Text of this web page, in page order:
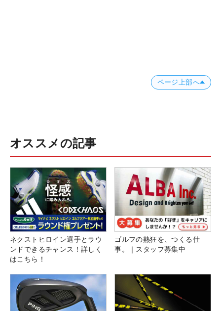
ページ上部へ
オススメの記事
ネクストヒロイン選手とラウ
ンドできるチャンス！詳しく
はこちら！
ゴルフの熱狂を、つくる仕
事。｜スタッフ募集中